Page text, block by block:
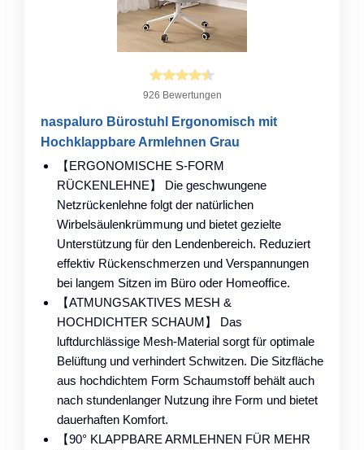
926 Bewertungen
naspaluro Bürostuhl Ergonomisch mit
Hochklappbare Armlehnen Grau
【ERGONOMISCHE S-FORM
RÜCKENLEHNE】 Die geschwungene
Netzrückenlehne folgt der natürlichen
Wirbelsäulenkrümmung und bietet gezielte
Unterstützung für den Lendenbereich. Reduziert
effektiv Rückenschmerzen und Verspannungen
bei langem Sitzen im Büro oder Homeoffice.
【ATMUNGSAKTIVES MESH &
HOCHDICHTER SCHAUM】 Das
luftdurchlässige Mesh-Material sorgt für optimale
Belüftung und verhindert Schwitzen. Die Sitzfläche
aus hochdichtem Form Schaumstoff behält auch
nach stundenlanger Nutzung ihre Form und bietet
dauerhaften Komfort.
【90° KLAPPBARE ARMLEHNEN FÜR MEHR